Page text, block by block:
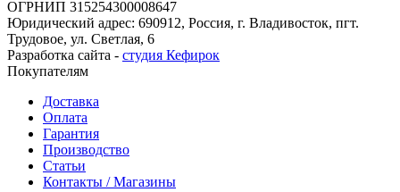
ОГРНИП 315254300008647
Юридический адрес: 690912, Россия, г. Владивосток, пгт.
Трудовое, ул. Светлая, 6
Разработка сайта - студия Кефирок
Покупателям
Доставка
Оплата
Гарантия
Производство
Статьи
Контакты / Магазины